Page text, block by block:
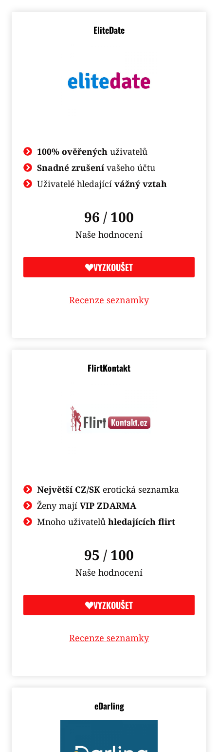
EliteDate
100% ověřenýchuživatelů
Snadné zrušenívašeho účtu
Uživatelé hledající vážný vztah
96 / 100
Naše hodnocení
VYZKOUŠET
Recenze seznamky
FlirtKontakt
Největší CZ/SKerotická seznamka
Ženy mají VIP ZDARMA
Mnoho uživatelů hledajících flirt
95 / 100
Naše hodnocení
VYZKOUŠET
Recenze seznamky
eDarling